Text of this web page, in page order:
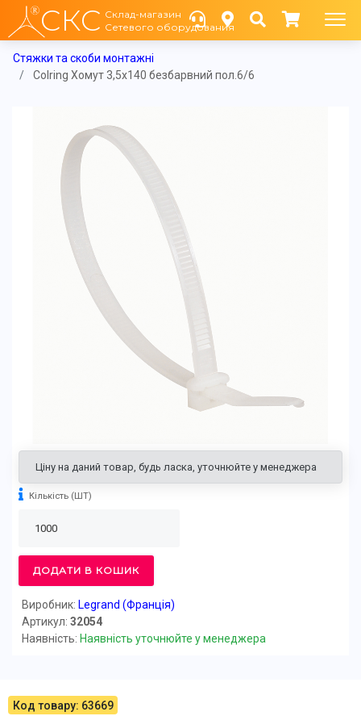
СКС Склад-магазин
Сетевого оборудования
Стяжки та скоби монтажні
Colring Хомут 3,5х140 безбарвний пол.6/6
Ціну на даний товар, будь ласка, уточнюйте у менеджера
Кількість (ШТ)
ДОДАТИ В КОШИК
Виробник: Legrand (Франція)
Артикул: 32054
Наявність: Наявність уточнюйте у менеджера
Код товару: 63669